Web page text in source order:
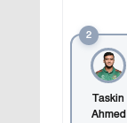
2
Taskin
Ahmed